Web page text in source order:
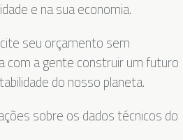
e na sua economia.
seu orçamento sem
com a gente construir um futuro
do nosso planeta.
sobre os dados técnicos do